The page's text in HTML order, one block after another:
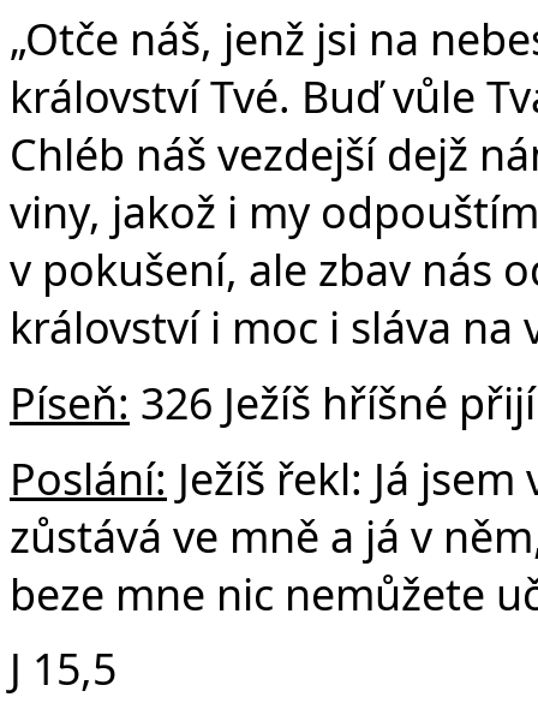
„Otče náš, jenž jsi na
království Tvé. Buď vůle
Chléb náš vezdejší dejž
viny, jakož i my
v pokušení, ale zbav nás
království i moc i sláva na
Píseň: 326 Ježíš hříšné
Poslání: Ježíš řekl: Já
zůstává ve mně a já v
beze mne nic nemůžete
J 15,5